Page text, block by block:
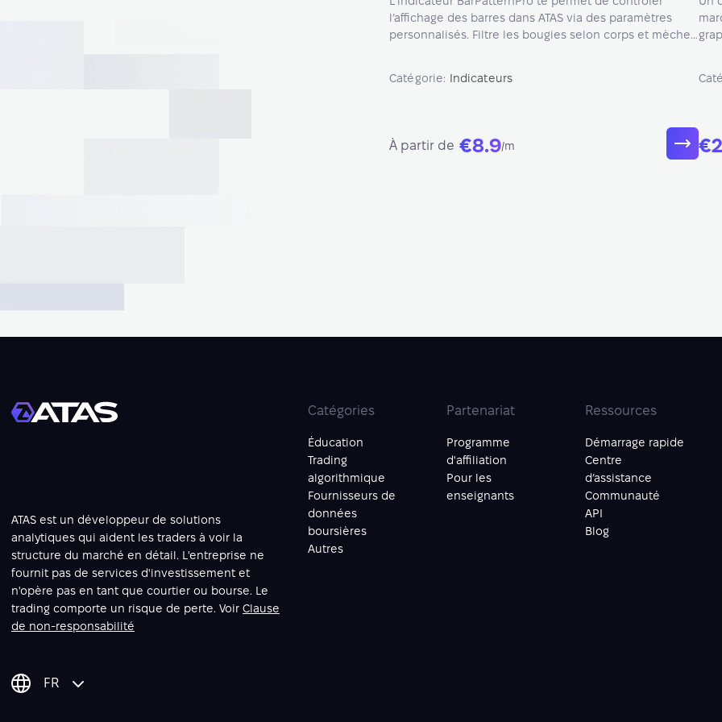
l’affichage des barres dans ATAS via des paramètres
personnalisés. Filtre les bougies selon corps et mèche,
Catégorie: Indicateurs
À partir de €8.9/m
ATAS est un développeur de solutions
analytiques qui aident les traders à voir la
structure du marché en détail. L'entreprise ne
fournit pas de services d'investissement et
n'opère pas en tant que courtier ou bourse. Le
trading comporte un risque de perte. Voir Clause
de non-responsabilité
FR
Catégories
Éducation
Trading
algorithmique
Fournisseurs de
données
boursières
Autres
Partenariat
Programme
d'affiliation
Pour les
enseignants
Ressources
Démarrage rapide
Centre
d’assistance
Communauté
API
Blog